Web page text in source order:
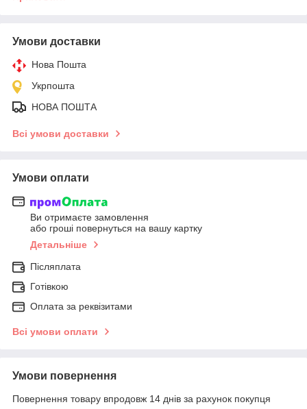
Умови доставки
Нова Пошта
Укрпошта
НОВА ПОШТА
Всі умови доставки
Умови оплати
Ви отримаєте замовлення
або гроші повернуться на вашу картку
Детальніше
Післяплата
Готівкою
Оплата за реквізитами
Всі умови оплати
Умови повернення
Повернення товару впродовж 14 днів за рахунок покупця